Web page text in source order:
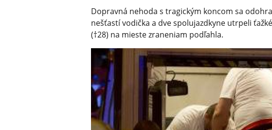
Dopravná nehoda s tragickým koncom sa
nešťastí vodička a dve spolujazdkyne utrpeli
(†28) na mieste zraneniam podľahla.